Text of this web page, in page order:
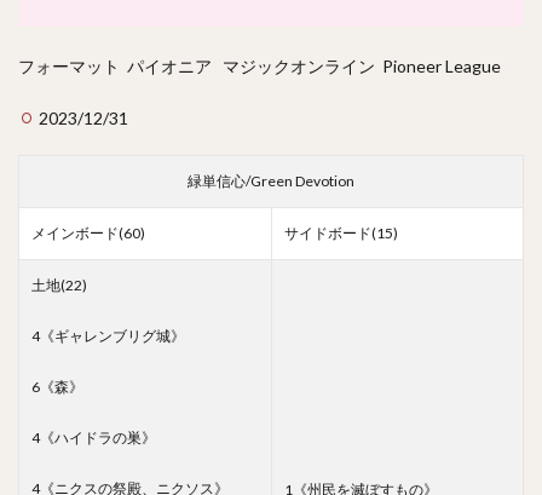
フォーマット パイオニア マジックオンライン Pioneer League
2023/12/31
緑単信心/Green Devotion
メインボード(60) サイドボード(15)
土地(22)
4《ギャレンブリグ城》
6《森》
4《ハイドラの巣》
4《ニクスの祭殿、ニクソス》 1《州民を滅ぼすもの》